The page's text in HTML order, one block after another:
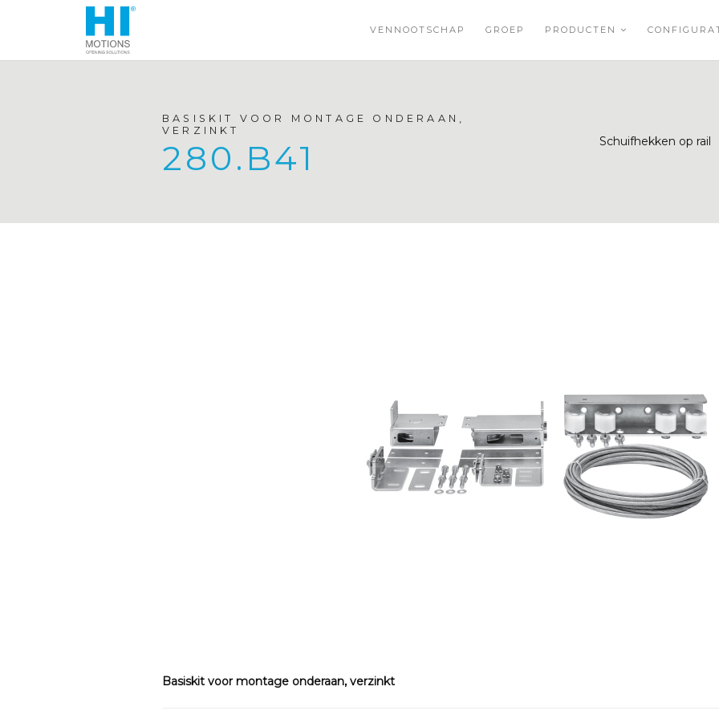
VENNOOTSCHAP GROEP PRODUCTEN
BASISKIT VOOR MONTAGE ONDERAAN,
VERZINKT
280.B41 Schuifhekken op rail
Basiskit voor montage onderaan, verzinkt